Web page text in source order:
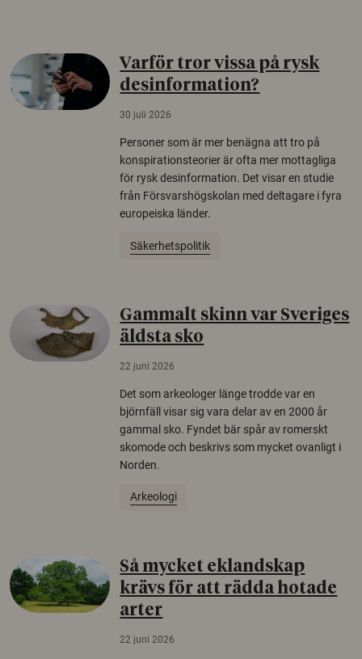
Varför tror vissa på rysk
desinformation?
30 juli 2026
Personer som är mer benägna att tro på
konspirationsteorier är ofta mer mottagliga
för rysk desinformation. Det visar en studie
från Försvarshögskolan med deltagare i fyra
europeiska länder.
Säkerhetspolitik
Gammalt skinn var Sveriges
äldsta sko
22 juni 2026
Det som arkeologer länge trodde var en
björnfäll visar sig vara delar av en 2000 år
gammal sko. Fyndet bär spår av romerskt
skomode och beskrivs som mycket ovanligt i
Norden.
Arkeologi
Så mycket eklandskap
krävs för att rädda hotade
arter
22 juni 2026